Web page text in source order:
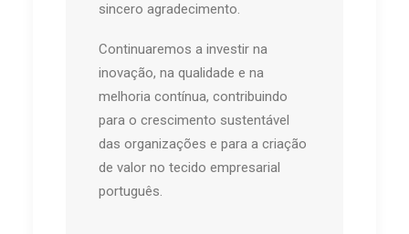
sincero agradecimento.
Continuaremos a investir na
inovação, na qualidade e na
melhoria contínua, contribuindo
para o crescimento sustentável
das organizações e para a criação
de valor no tecido empresarial
português.